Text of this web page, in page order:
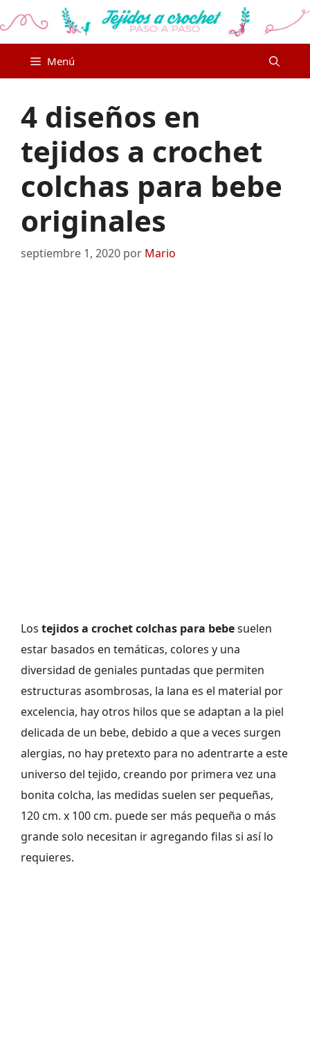
al
Menú
4 diseños en
tejidos a crochet
colchas para bebe
originales
septiembre 1, 2020 por Mario
Los tejidos a crochet colchas para bebesuelen
estar basados en temáticas, colores y una
diversidad de geniales puntadas que permiten
estructuras asombrosas, la lana es el material por
excelencia, hay otros hilos que se adaptan a la piel
delicada de un bebe, debido a que a veces surgen
alergias, no hay pretexto para no adentrarte a este
universo del tejido, creando por primera vez una
bonita colcha, las medidas suelen ser pequeñas,
120 cm. x 100 cm. puede ser más pequeña o más
grande solo necesitan ir agregando filas si así lo
requieres.